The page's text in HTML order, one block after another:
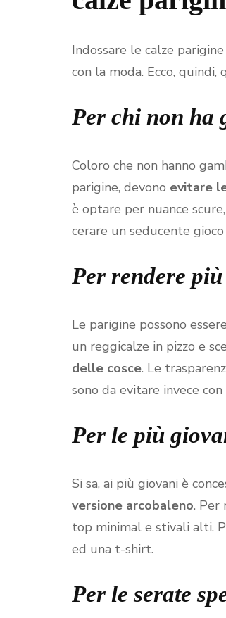
Indossare le calze
con la moda. Ecco,
Per chi non ha
Coloro che non hanno
parigine, devono evitare
è optare per nuance
cerare un seducente
Per rendere
Le parigine possono
un reggicalze in pizzo e
delle cosce. Le
sono da evitare invece
Per le più
Si sa, ai più giovani è
versione arcobaleno. Per
top minimal e stivali alti.
ed una t-shirt.
Per le serate